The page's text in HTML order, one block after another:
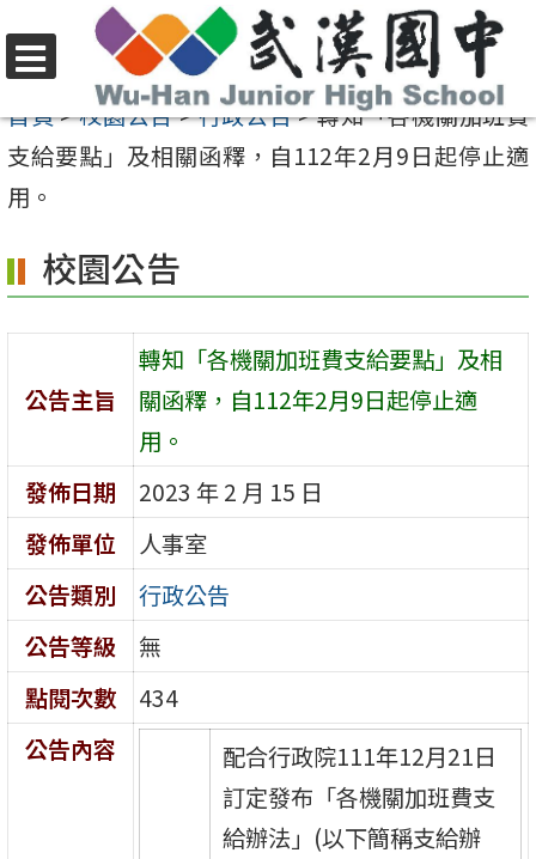
至
要
內
區
選
單
首頁>校園公告>行政公告>轉知「各機關加班費
支給要點」及相關函釋，自112年2月9日起停止適
用。
校園公告
公告主旨
轉知「各機關加班費支給要點」及相
關函釋，自112年2月9日起停止適
用。
發佈日期
2023 年 2 月 15 日
發佈單位
人事室
公告類別
行政公告
公告等級
無
點閱次數
434
公告內容
配合行政院111年12月21日
訂定發布「各機關加班費支
給辦法」(以下簡稱支給辦